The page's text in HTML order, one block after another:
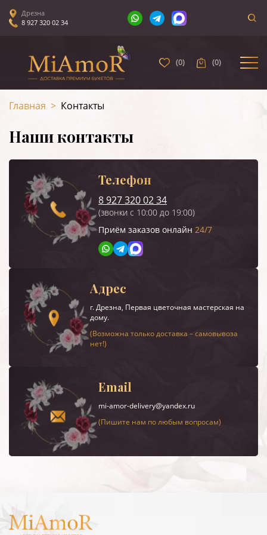
Дрезна
8 927 320 02 34
(0) (0)
Главная > Контакты
Наши контакты
Телефон
8 927 320 02 34
(звонки с 10:00 до 19:00)
Приём заказов онлайн 24/7
Адрес
г.Дрезна, Первая цветочная мастерская на
дому.
(Возможна только доставка – самовывоза
нет!)
Email
mi-amor-delivery@yandex.ru
(Пишите нам по любым вопросам)